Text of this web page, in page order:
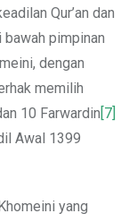
Qur’an dan
pimpinan
dengan
memilih
10 Farwardin [7]
Awal 1399
yang